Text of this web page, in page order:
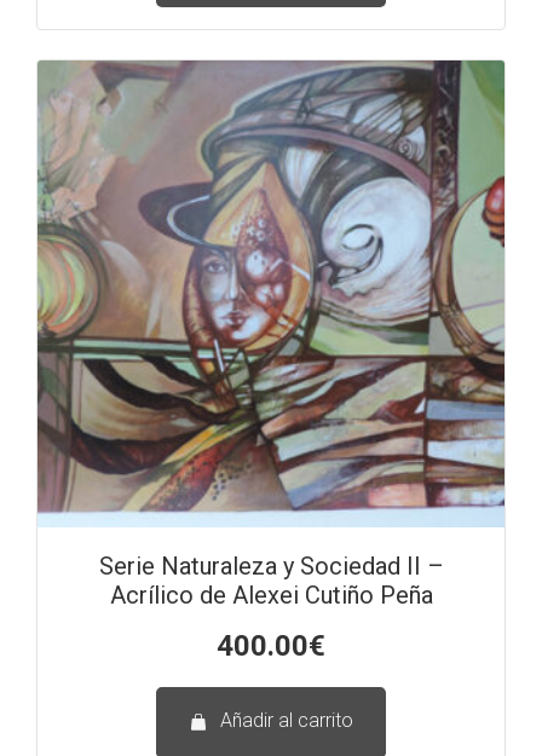
Serie Naturaleza y Sociedad II –
Acrílico de Alexei Cutiño Peña
400.00€
Añadir al carrito